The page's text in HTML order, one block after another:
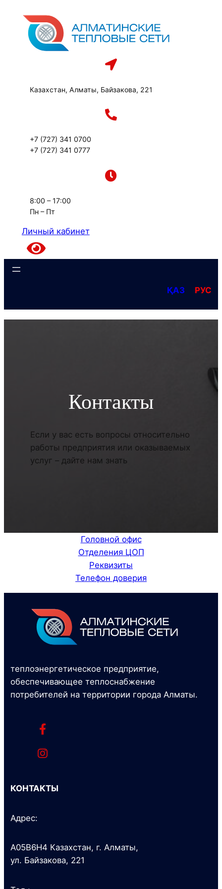
содержимому
Казахстан, Алматы, Байзакова, 221
+7 (727) 341 0700
+7 (727) 341 0777
8:00 – 17:00
Пн – Пт
Личный кабинет
ҚАЗ РУС
Контакты
Если у вас есть вопросы относительно
работы предприятия или оказываемых
услуг – дайте нам знать
Головной офис
Отделения ЦОП
Реквизиты
Телефон доверия
теплоэнергетическое предприятие,
обеспечивающее теплоснабжение
потребителей на территории города Алматы.
КОНТАКТЫ
Адрес:
A05B6H4 Казахстан, г. Алматы,
ул. Байзакова, 221